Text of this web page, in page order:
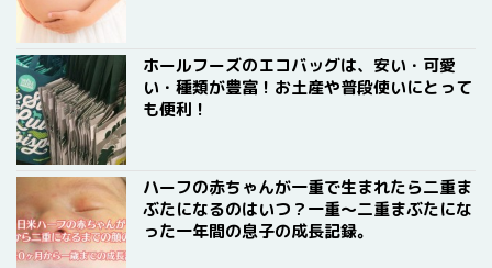
ホールフーズのエコバッグは、安い・可愛
い・種類が豊富！お土産や普段使いにとって
も便利！
ハーフの赤ちゃんが一重で生まれたら二重ま
ぶたになるのはいつ？一重〜二重まぶたにな
った一年間の息子の成長記録。